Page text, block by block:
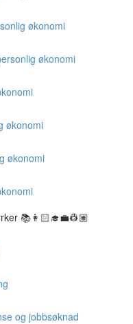
økonomi
økonomi
økonomi
økonomi
📚👩🏻‍🎓💼👷🏽
og jobbsøknad